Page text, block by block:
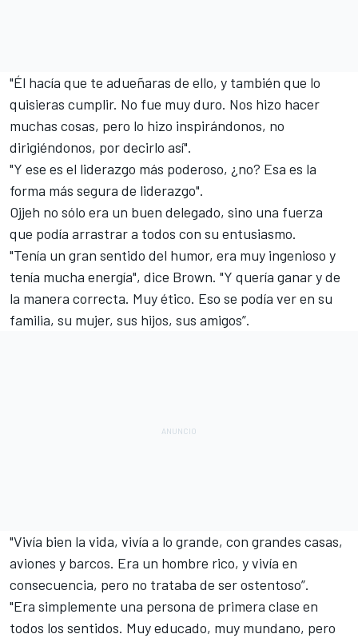
"Él hacía que te adueñaras de ello, y también que lo
quisieras cumplir. No fue muy duro. Nos hizo hacer
muchas cosas, pero lo hizo inspirándonos, no
dirigiéndonos, por decirlo así".
"Y ese es el liderazgo más poderoso, ¿no? Esa es la
forma más segura de liderazgo".
Ojjeh no sólo era un buen delegado, sino una fuerza
que podía arrastrar a todos con su entusiasmo.
"Tenía un gran sentido del humor, era muy ingenioso y
tenía mucha energía", dice Brown. "Y quería ganar y de
la manera correcta. Muy ético. Eso se podía ver en su
familia, su mujer, sus hijos, sus amigos”.
"Vivía bien la vida, vivía a lo grande, con grandes casas,
aviones y barcos. Era un hombre rico, y vivía en
consecuencia, pero no trataba de ser ostentoso”.
"Era simplemente una persona de primera clase en
todos los sentidos. Muy educado, muy mundano, pero